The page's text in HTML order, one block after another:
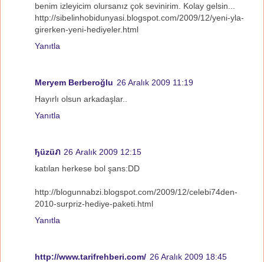
benim izleyicim olursanız çok sevinirim. Kolay gelsin...
http://sibelinhobidunyasi.blogspot.com/2009/12/yeni-yla-
girerken-yeni-hediyeler.html
Yanıtla
Meryem Berberoğlu 26 Aralık 2009 11:19
Hayırlı olsun arkadaşlar..
Yanıtla
ђüzüภ 26 Aralık 2009 12:15
katılan herkese bol şans:DD
http://blogunnabzi.blogspot.com/2009/12/celebi74den-
2010-surpriz-hediye-paketi.html
Yanıtla
http://www.tarifrehberi.com/ 26 Aralık 2009 18:45